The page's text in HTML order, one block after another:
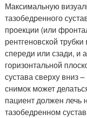
Максимальную
тазобедренного
проекции (или
рентгеновской
спереди или сзади, и
горизонтальной
сустава сверху вниз
снимок может
пациент должен лечь
тазобедренном